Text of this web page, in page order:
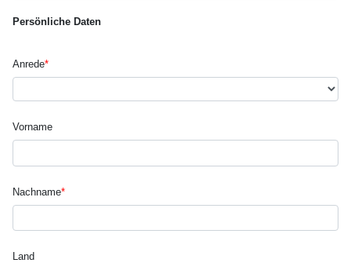
Persönliche Daten
Anrede*
Vorname
Nachname*
Land